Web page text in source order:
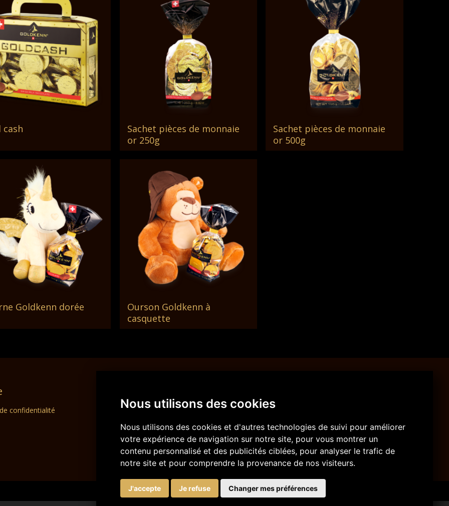
Nous utilisons des cookies
Nous utilisons des cookies et d'autres technologies de suivi pour améliorer
votre expérience de navigation sur notre site, pour vous montrer un
contenu personnalisé et des publicités ciblées, pour analyser le trafic de
notre site et pour comprendre la provenance de nos visiteurs.
J'accepte Je refuse Changer mes préférences
Lire La Suite
cash Lire La Suite
Sachet pièces de monnaie
or 250g
Lire La Suite
Sachet pièces de monnaie
or 500g
Lire La Suite
Goldkenn dorée Lire La Suite
Ourson Goldkenn à
casquette
confidentialité
Choco Diffusion SA
Swiss Dream Chocolate
La Semeuse SA
Tous nos produits sont conçus, fabriqués
et emballés en Suisse.